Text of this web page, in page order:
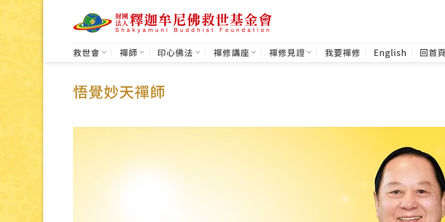
救世會 禪師 印心佛法 禪修講座 禪修見證 我要禪修 English 回首
悟覺妙天禪師